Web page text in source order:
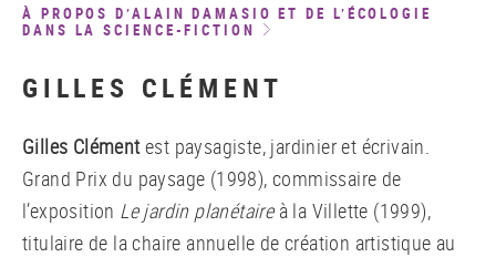
À PROPOS D’ALAIN DAMASIO ET DE L’ÉCOLOGIE
DANS LA SCIENCE-FICTION
GILLES CLÉMENT
Gilles Clémentest paysagiste, jardinier et écrivain.
Grand Prix du paysage (1998), commissaire de
l’exposition Le jardin planétaireà la Villette (1999),
titulaire de la chaire annuelle de création artistique au